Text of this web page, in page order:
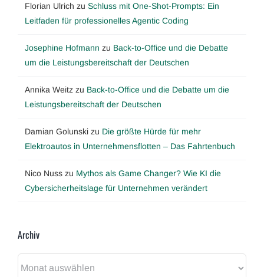
Florian Ulrich zu Schluss mit One-Shot-Prompts: Ein
Leitfaden für professionelles Agentic Coding
Josephine Hofmann zu Back-to-Office und die Debatte
um die Leistungsbereitschaft der Deutschen
Annika Weitz zu Back-to-Office und die Debatte um die
Leistungsbereitschaft der Deutschen
Damian Golunski zu Die größte Hürde für mehr
Elektroautos in Unternehmensflotten – Das Fahrtenbuch
Nico Nuss zu Mythos als Game Changer? Wie KI die
Cybersicherheitslage für Unternehmen verändert
Archiv